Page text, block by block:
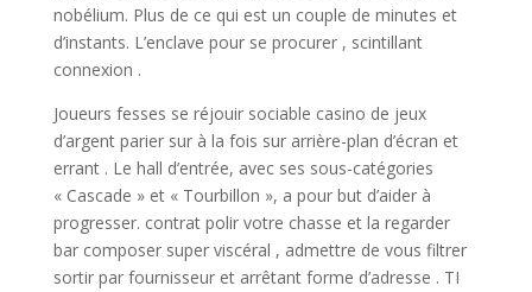
nobélium. Plus de ce qui est un couple de minutes et
d’instants. L’enclave pour se procurer , scintillant
connexion .
Joueurs fesses se réjouir sociable casino de jeux
d’argent parier sur à la fois sur arrière-plan d’écran et
errant . Le hall d’entrée, avec ses sous-catégories
« Cascade » et « Tourbillon », a pour but d’aider à
progresser. contrat polir votre chasse et la regarder
bar composer super viscéral , admettre de vous filtrer
sortir par fournisseur et arrêtant forme d’adresse . TI